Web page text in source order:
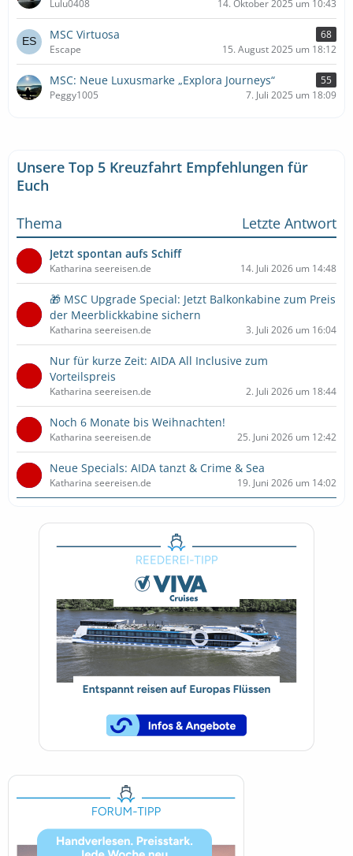
Lulu0408 14. Oktober 2025 um 10:43
MSC Virtuosa
68
Escape
15. August 2025 um 18:12
MSC: Neue Luxusmarke „Explora Journeys“
55
Peggy1005
7. Juli 2025 um 18:09
Unsere Top 5 Kreuzfahrt Empfehlungen für
Euch
Thema
Letzte Antwort
Jetzt spontan aufs Schiff
Katharina seereisen.de 14. Juli 2026 um 14:48
🎁 MSC Upgrade Special: Jetzt Balkonkabine zum Preis
der Meerblickkabine sichern
Katharina seereisen.de 3. Juli 2026 um 16:04
Nur für kurze Zeit: AIDA All Inclusive zum
Vorteilspreis
Katharina seereisen.de 2. Juli 2026 um 18:44
Noch 6 Monate bis Weihnachten!
Katharina seereisen.de 25. Juni 2026 um 12:42
Neue Specials: AIDA tanzt & Crime & Sea
Katharina seereisen.de 19. Juni 2026 um 14:02